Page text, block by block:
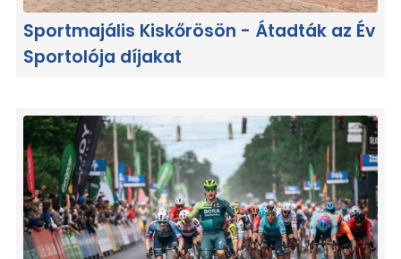
Sportmajális Kiskőrösön - Átadták az Év
Sportolója díjakat